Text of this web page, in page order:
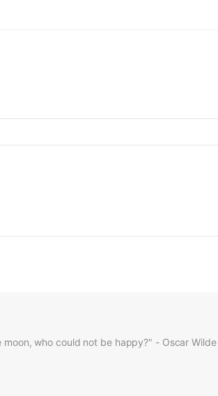
who could not be happy?" - Oscar Wilde